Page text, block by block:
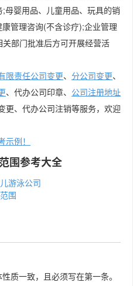
母婴用品、儿童用品、玩具的销
管理咨询(不含诊疗);企业管理
部门批准后方可开展经营活
限责任公司变更、 分公司变更、
、代办公司印章、 公司注册地址
更、代办公司注销等服务，欢迎
例！
围参考大全
游泳公司
围
质一致，且必须写在第一条。